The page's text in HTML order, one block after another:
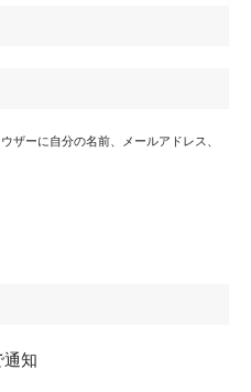
ザーに自分の名前、メールアドレス、
知